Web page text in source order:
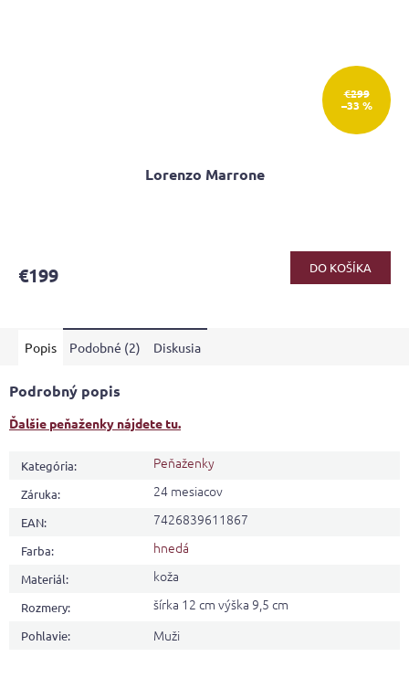
€299
–33 %
Lorenzo Marrone
je
hviezdičiek.
€199 DO KOŠÍKA
Popis Podobné (2) Diskusia
Podrobný popis
Ďalšie peňaženky nájdete tu.
Kategória: Peňaženky
Záruka: 24 mesiacov
EAN: 7426839611867
Farba: hnedá
Materiál: koža
Rozmery: šírka 12 cm výška 9,5 cm
Pohlavie: Muži